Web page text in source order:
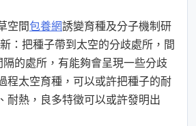
空間包養網誘變育種及分子機制研
：把種子帶到太空的分歧處所，間
的處所，有能夠會呈現一些分歧
程太空育種，可以或許把種子的耐
耐熱，良多特徵可以或許發明出